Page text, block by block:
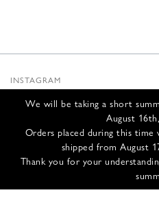
We will be taking a short
August
Orders placed during this
shipped from August
Thank you for your
INSTAGRAM
INFOS
NOUS CONTACTER
EXPÉDITION ET RETOURS